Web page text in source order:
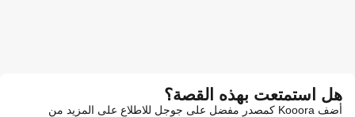
هل استمتعت بهذه القصة؟
أضف Kooora كمصدر مفضل على جوجل للاطلاع على المزيد من